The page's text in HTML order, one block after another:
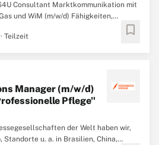
Consultant Marktkommunikation mit
und WiM (m/w/d) Fähigkeiten,
Wenn Sie für diese Stelle geeignet sind,
heute. Vollzeit bzw. vollzeitnah /
Teilzeit bookmark
Manager (m/w/d)
Pflege"
der Welt haben wir,
Standorte u. a. in Brasilien, China,